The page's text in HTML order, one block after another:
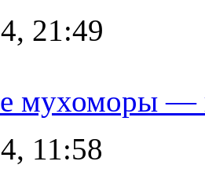
21:49
мухоморы —
11:58